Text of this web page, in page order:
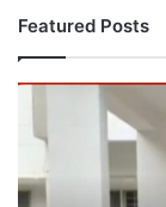
Featured Posts
पोलियो
ड्रॉप्स